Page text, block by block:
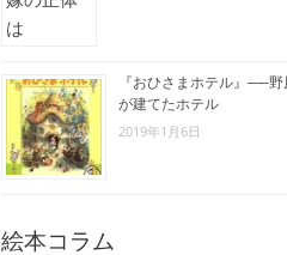
『おひさまホテル』──野
が建てたホテル
2019年1月6日
絵本コラム